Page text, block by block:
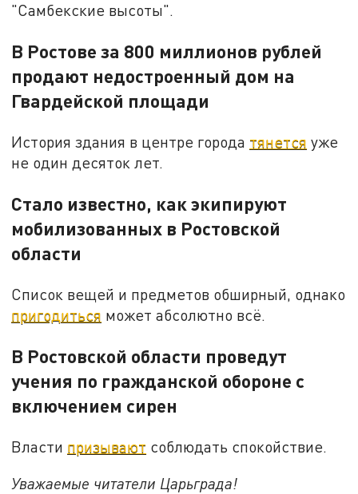
"Самбекские высоты".
В Ростове за 800 миллионов рублей
продают недостроенный дом на
Гвардейской площади
История здания в центре города тянется уже
не один десяток лет.
Стало известно, как экипируют
мобилизованных в Ростовской
области
Список вещей и предметов обширный, однако
пригодиться может абсолютно всё.
В Ростовской области проведут
учения по гражданской обороне с
включением сирен
Власти призывают соблюдать спокойствие.
Уважаемые читатели Царьграда!